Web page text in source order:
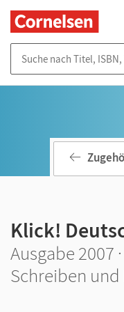
Klick!
Ausgabe 2007
Schreiben und